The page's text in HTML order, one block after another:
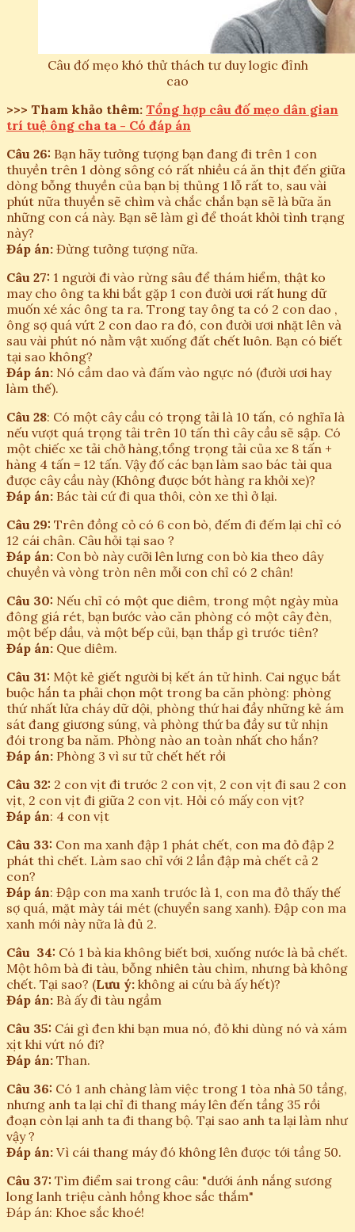
Câu đố mẹo khó thử thách tư duy logic đỉnh
cao
>>> Tham khảo thêm: Tổng hợp câu đố mẹo dân gian
trí tuệ ông cha ta - Có đáp án
Câu 26: Bạn hãy tưởng tượng bạn đang đi trên 1 con
thuyền trên 1 dòng sông có rất nhiều cá ăn thịt đến giữa
dòng bỗng thuyền của bạn bị thủng 1 lỗ rất to, sau vài
phút nữa thuyền sẽ chìm và chắc chắn bạn sẽ là bữa ăn
những con cá này. Bạn sẽ làm gì để thoát khỏi tình trạng
này?
Đáp án: Đừng tưởng tượng nữa.
Câu 27: 1 người đi vào rừng sâu để thám hiểm, thật ko
may cho ông ta khi bắt gặp 1 con đười ươi rất hung dữ
muốn xé xác ông ta ra. Trong tay ông ta có 2 con dao ,
ông sợ quá vứt 2 con dao ra đó, con đười ươi nhặt lên và
sau vài phút nó nằm vật xuống đất chết luôn. Bạn có biết
tại sao không?
Đáp án: Nó cầm dao và đấm vào ngực nó (đười ươi hay
làm thế).
Câu 28: Có một cây cầu có trọng tải là 10 tấn, có nghĩa là
nếu vượt quá trọng tải trên 10 tấn thì cây cầu sẽ sập. Có
một chiếc xe tải chở hàng,tổng trọng tải của xe 8 tấn +
hàng 4 tấn = 12 tấn. Vậy đố các bạn làm sao bác tài qua
được cây cầu này (Không được bớt hàng ra khỏi xe)?
Đáp án: Bác tài cứ đi qua thôi, còn xe thì ở lại.
Câu 29: Trên đồng cỏ có 6 con bò, đếm đi đếm lại chỉ có
12 cái chân. Câu hỏi tại sao ?
Đáp án: Con bò này cưỡi lên lưng con bò kia theo dây
chuyền và vòng tròn nên mỗi con chỉ có 2 chân!
Câu 30: Nếu chỉ có một que diêm, trong một ngày mùa
đông giá rét, bạn bước vào căn phòng có một cây đèn,
một bếp dầu, và một bếp củi, bạn thắp gì trước tiên?
Đáp án: Que diêm.
Câu 31: Một kẻ giết người bị kết án tử hình. Cai ngục bắt
buộc hắn ta phải chọn một trong ba căn phòng: phòng
thứ nhất lửa cháy dữ dội, phòng thứ hai đầy những kẻ ám
sát đang giương súng, và phòng thứ ba đầy sư tử nhịn
đói trong ba năm. Phòng nào an toàn nhất cho hắn?
Đáp án: Phòng 3 vì sư tử chết hết rồi
Câu 32: 2 con vịt đi trước 2 con vịt, 2 con vịt đi sau 2 con
vịt, 2 con vịt đi giữa 2 con vịt. Hỏi có mấy con vịt?
Đáp án: 4 con vịt
Câu 33: Con ma xanh đập 1 phát chết, con ma đỏ đập 2
phát thì chết. Làm sao chỉ với 2 lần đập mà chết cả 2
con?
Đáp án: Đập con ma xanh trước là 1, con ma đỏ thấy thế
sợ quá, mặt mày tái mét (chuyển sang xanh). Đập con ma
xanh mới này nữa là đủ 2.
Câu 34: Có 1 bà kia không biết bơi, xuống nước là bả chết.
Một hôm bà đi tàu, bỗng nhiên tàu chìm, nhưng bà không
chết. Tại sao? (Lưu ý: không ai cứu bà ấy hết)?
Đáp án: Bà ấy đi tàu ngầm
Câu 35: Cái gì đen khi bạn mua nó, đỏ khi dùng nó và xám
xịt khi vứt nó đi?
Đáp án: Than.
Câu 36: Có 1 anh chàng làm việc trong 1 tòa nhà 50 tầng,
nhưng anh ta lại chỉ đi thang máy lên đến tầng 35 rồi
đoạn còn lại anh ta đi thang bộ. Tại sao anh ta lại làm như
vậy ?
Đáp án: Vì cái thang máy đó không lên được tới tầng 50.
Câu 37: Tìm điểm sai trong câu: "dưới ánh nắng sương
long lanh triệu cành hồng khoe sắc thắm"
Đáp án: Khoe sắc khoé!